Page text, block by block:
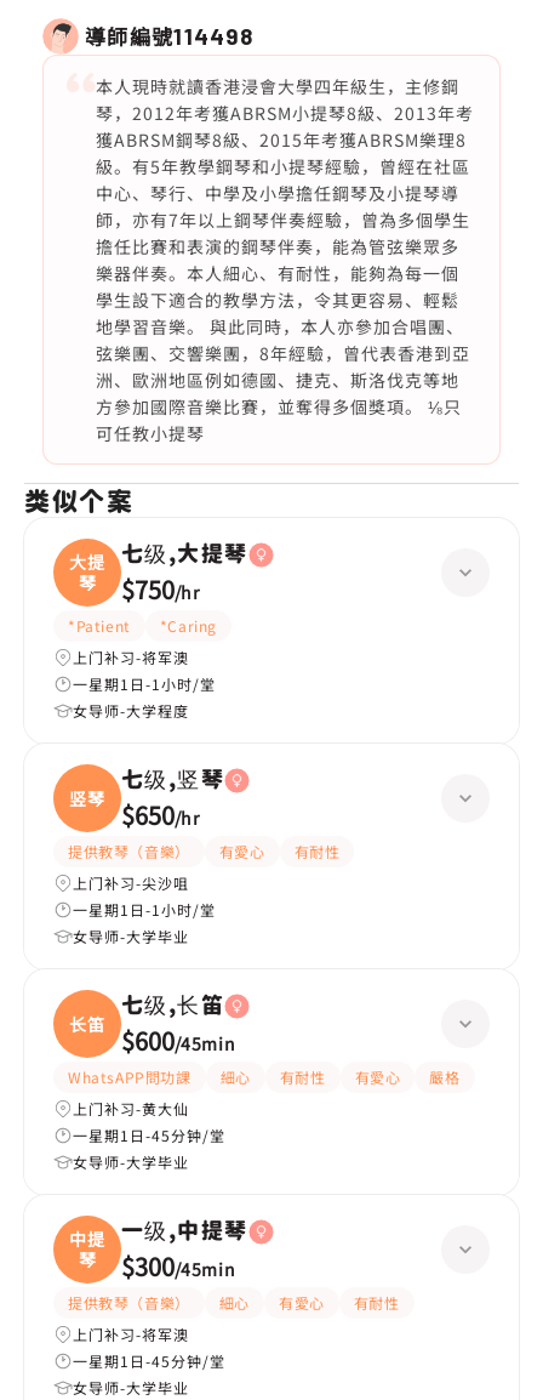
導師編號114498
本人現時就讀香港浸會大學四年級生，主修鋼
琴，2012年考獲ABRSM小提琴8級、2013年考
獲ABRSM鋼琴8級、2015年考獲ABRSM樂理8
級。有5年教學鋼琴和小提琴經驗，曾經在社區
中心、琴行、中學及小學擔任鋼琴及小提琴導
師，亦有7年以上鋼琴伴奏經驗，曾為多個學生
擔任比賽和表演的鋼琴伴奏，能為管弦樂眾多
樂器伴奏。本人細心、有耐性，能夠為每一個
學生設下適合的教學方法，令其更容易、輕鬆
地學習音樂。 與此同時，本人亦參加合唱團、
弦樂團、交響樂團，8年經驗，曾代表香港到亞
洲、歐洲地區例如德國、捷克、斯洛伐克等地
方參加國際音樂比賽，並奪得多個獎項。 ⅛只
可任教小提琴
类似个案
大提
琴
七级,大提琴
$750/hr
*Patient
*Caring
上门补习-将军澳
一星期1日-1小时/堂
女导师-大学程度
竖琴
七级,竖琴
$650/hr
提供教琴（音樂） 有愛心
有耐性
上门补习-尖沙咀
一星期1日-1小时/堂
女导师-大学毕业
长笛
七级,长笛
$600/45min
WhatsAPP問功課 細心 有耐性 有愛心
嚴格
上门补习-黄大仙
一星期1日-45分钟/堂
女导师-大学毕业
中提
琴
一级,中提琴
$300/45min
提供教琴（音樂） 細心 有愛心
有耐性
上门补习-将军澳
一星期1日-45分钟/堂
女导师-大学毕业